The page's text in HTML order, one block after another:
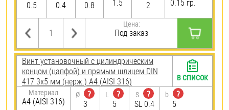
0.5
0.4
0.8
1.5
2
0.15 гр.
Цена:
Под заказ
Винт установочный с цилиндрическим
концом (цапфой) и прямым шлицем DIN
417 3х5 мм (нерж.) A4 (AISI 316)
Материал
A4 (AISI 316)
Ø
?
3
L
?
5
S
?
SL 0.4
b
?
5
В СПИСОК